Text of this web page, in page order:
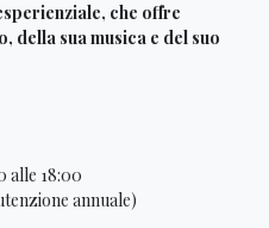
che offre
della sua musica e del suo
alle 18:00
annuale)